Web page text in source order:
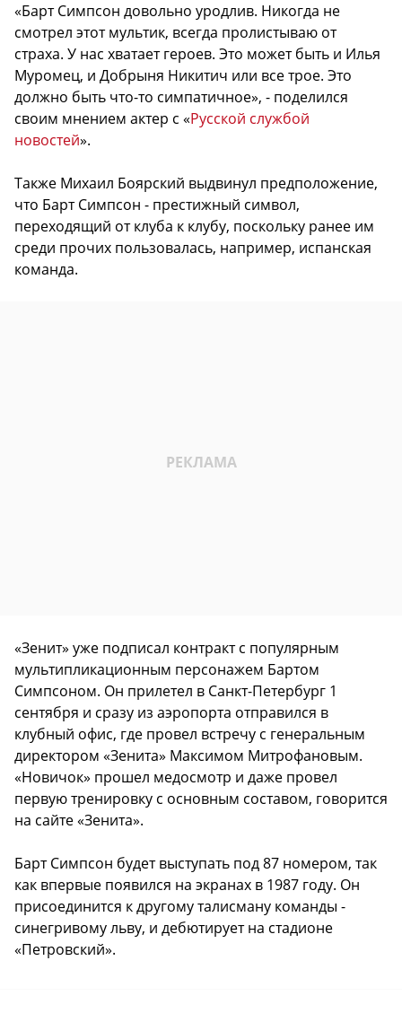
«Барт Симпсон довольно уродлив. Никогда не
смотрел этот мультик, всегда пролистываю от
страха. У нас хватает героев. Это может быть и Илья
Муромец, и Добрыня Никитич или все трое. Это
должно быть что-то симпатичное», - поделился
своим мнением актер с «Русской службой
новостей».
Также Михаил Боярский выдвинул предположение,
что Барт Симпсон - престижный символ,
переходящий от клуба к клубу, поскольку ранее им
среди прочих пользовалась, например, испанская
команда.
«Зенит» уже подписал контракт с популярным
мультипликационным персонажем Бартом
Симпсоном. Он прилетел в Санкт-Петербург 1
сентября и сразу из аэропорта отправился в
клубный офис, где провел встречу с генеральным
директором «Зенита» Максимом Митрофановым.
«Новичок» прошел медосмотр и даже провел
первую тренировку с основным составом, говорится
на сайте «Зенита».
Барт Симпсон будет выступать под 87 номером, так
как впервые появился на экранах в 1987 году. Он
присоединится к другому талисману команды -
синегривому льву, и дебютирует на стадионе
«Петровский».